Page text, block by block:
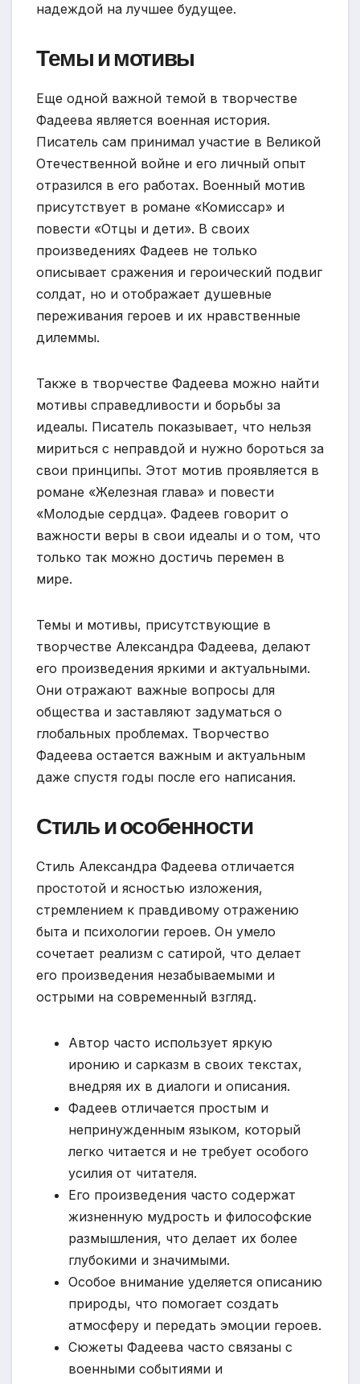
надеждой на лучшее будущее.
Темы и мотивы
Еще одной важной темой в творчестве
Фадеева является военная история.
Писатель сам принимал участие в Великой
Отечественной войне и его личный опыт
отразился в его работах. Военный мотив
присутствует в романе «Комиссар» и
повести «Отцы и дети». В своих
произведениях Фадеев не только
описывает сражения и героический подвиг
солдат, но и отображает душевные
переживания героев и их нравственные
дилеммы.
Также в творчестве Фадеева можно найти
мотивы справедливости и борьбы за
идеалы. Писатель показывает, что нельзя
мириться с неправдой и нужно бороться за
свои принципы. Этот мотив проявляется в
романе «Железная глава» и повести
«Молодые сердца». Фадеев говорит о
важности веры в свои идеалы и о том, что
только так можно достичь перемен в
мире.
Темы и мотивы, присутствующие в
творчестве Александра Фадеева, делают
его произведения яркими и актуальными.
Они отражают важные вопросы для
общества и заставляют задуматься о
глобальных проблемах. Творчество
Фадеева остается важным и актуальным
даже спустя годы после его написания.
Стиль и особенности
Стиль Александра Фадеева отличается
простотой и ясностью изложения,
стремлением к правдивому отражению
быта и психологии героев. Он умело
сочетает реализм с сатирой, что делает
его произведения незабываемыми и
острыми на современный взгляд.
Автор часто использует яркую
иронию и сарказм в своих текстах,
внедряя их в диалоги и описания.
Фадеев отличается простым и
непринужденным языком, который
легко читается и не требует особого
усилия от читателя.
Его произведения часто содержат
жизненную мудрость и философские
размышления, что делает их более
глубокими и значимыми.
Особое внимание уделяется описанию
природы, что помогает создать
атмосферу и передать эмоции героев.
Сюжеты Фадеева часто связаны с
военными событиями и